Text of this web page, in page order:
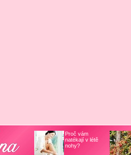
Proč vám
natékají v létě
nohy?